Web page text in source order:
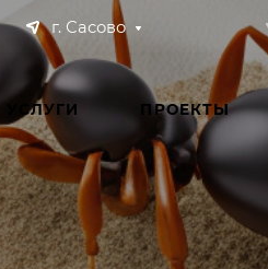
г. Сасово
УСЛУГИ ПРОЕКТЫ